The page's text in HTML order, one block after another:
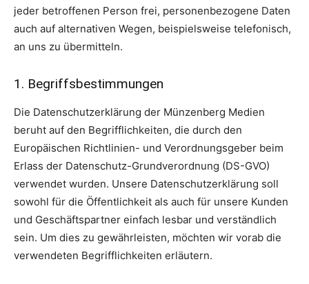
jeder betroffenen Person frei, personenbezogene Daten
auch auf alternativen Wegen, beispielsweise telefonisch,
an uns zu übermitteln.
1. Begriffsbestimmungen
Die Datenschutzerklärung der Münzenberg Medien
beruht auf den Begrifflichkeiten, die durch den
Europäischen Richtlinien- und Verordnungsgeber beim
Erlass der Datenschutz-Grundverordnung (DS-GVO)
verwendet wurden. Unsere Datenschutzerklärung soll
sowohl für die Öffentlichkeit als auch für unsere Kunden
und Geschäftspartner einfach lesbar und verständlich
sein. Um dies zu gewährleisten, möchten wir vorab die
verwendeten Begrifflichkeiten erläutern.